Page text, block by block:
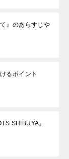
』のあらすじや
るポイント
SHIBUYA』